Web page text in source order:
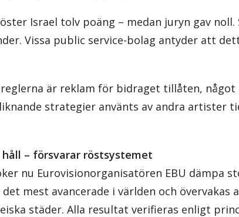
Israel tolv poäng – medan juryn gav
Vissa public service-bolag antyder att
är reklam för bidraget tillåten, något
strategier använts av andra artister
håll – försvarar röstsystemet
nu Eurovisionorganisatören EBU dämpa
mest avancerade i världen och övervakas
städer. Alla resultat verifieras enligt